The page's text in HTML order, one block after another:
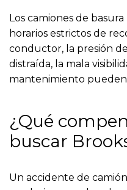
Los camiones de
horarios estrictos de
conductor, la presión
distraída, la mala
mantenimiento pueden
¿Qué
buscar
Un accidente de